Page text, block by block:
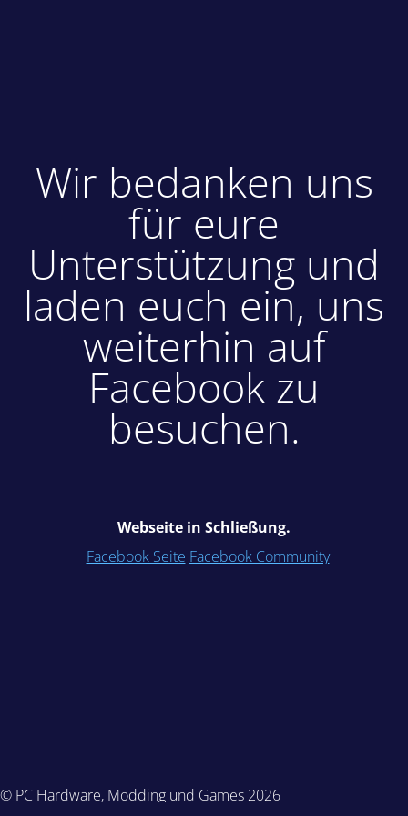
Wir bedanken uns
für eure
Unterstützung und
laden euch ein, uns
weiterhin auf
Facebook zu
besuchen.
Webseite in Schließung.
Facebook Seite Facebook Community
© PC Hardware, Modding und Games 2026